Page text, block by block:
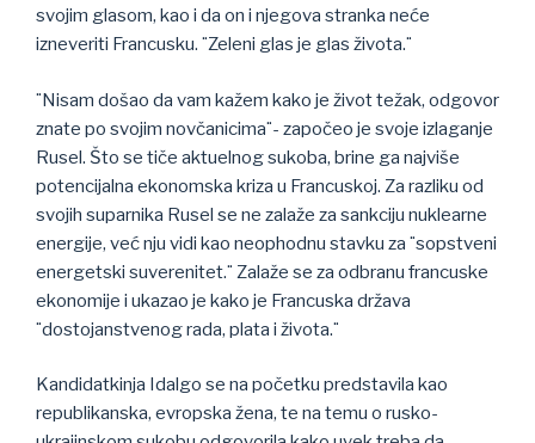
svojim glasom, kao i da on i njegova stranka neće
izneveriti Francusku. ¨Zeleni glas je glas života.¨
¨Nisam došao da vam kažem kako je život težak, odgovor
znate po svojim novčanicima¨- započeo je svoje izlaganje
Rusel. Što se tiče aktuelnog sukoba, brine ga najviše
potencijalna ekonomska kriza u Francuskoj. Za razliku od
svojih suparnika Rusel se ne zalaže za sankciju nuklearne
energije, već nju vidi kao neophodnu stavku za ¨sopstveni
energetski suverenitet.¨ Zalaže se za odbranu francuske
ekonomije i ukazao je kako je Francuska država
¨dostojanstvenog rada, plata i života.¨
Kandidatkinja Idalgo se na početku predstavila kao
republikanska, evropska žena, te na temu o rusko-